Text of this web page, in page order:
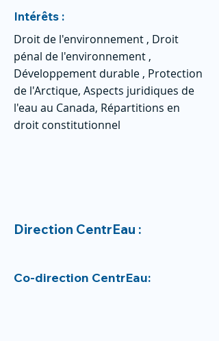
Intérêts :
Droit de l'environnement , Droit
pénal de l'environnement ,
Développement durable , Protection
de l'Arctique, Aspects juridiques de
l'eau au Canada, Répartitions en
droit constitutionnel
Direction CentrEau :
Co-direction CentrEau: